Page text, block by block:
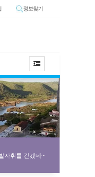
정보찾기
자취를 걷겠네~